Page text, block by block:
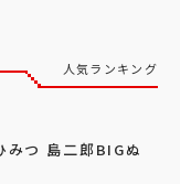
人気ランキング
みつ 島二郎BIGぬ